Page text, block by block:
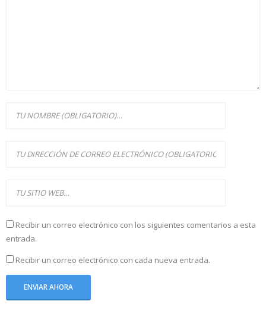
Recibir un correo electrónico con los siguientes comentarios a esta
entrada.
Recibir un correo electrónico con cada nueva entrada.